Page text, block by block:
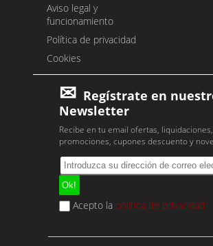
Aviso legal y
funcionamiento
Política de privacidad
Cookies
Regístrate en
Newsletter
Recibe en tu email ofertas, liquidaciones,
promociones, cupones descuento y
Acepto la política de privacidad